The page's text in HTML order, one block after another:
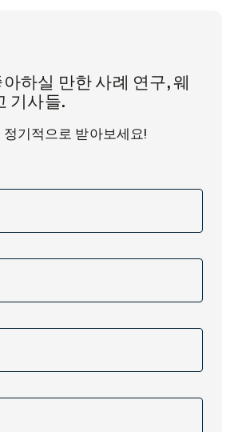
하실 만한 사례 연구, 웨
기사들.
기적으로 받아보세요!